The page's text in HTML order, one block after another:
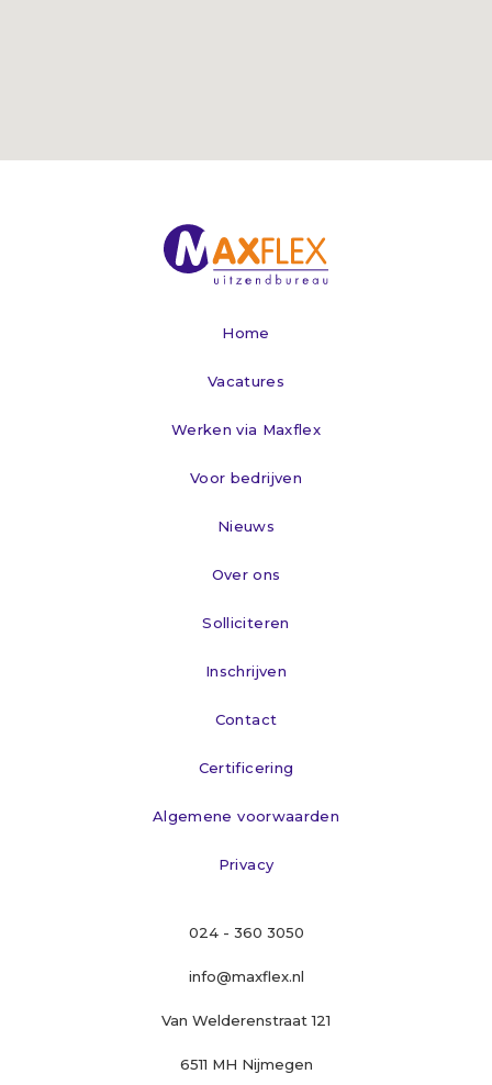
Home
Vacatures
Werken via Maxflex
Voor bedrijven
Nieuws
Over ons
Solliciteren
Inschrijven
Contact
Certificering
Algemene voorwaarden
Privacy
024 - 360 3050
info@maxflex.nl
Van Welderenstraat 121
6511 MH Nijmegen